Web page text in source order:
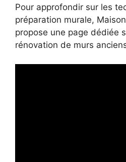
Pour approfondir sur les
préparation murale,
propose une page dédiée
rénovation de murs